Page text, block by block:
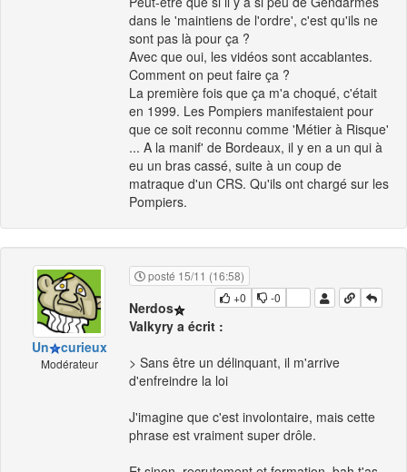
dans le 'maintiens de l'ordre', c'est qu'ils ne
sont pas là pour ça ?
Avec que oui, les vidéos sont accablantes.
Comment on peut faire ça ?
La première fois que ça m'a choqué, c'était
en 1999. Les Pompiers manifestaient pour
que ce soit reconnu comme 'Métier à Risque'
... A la manif' de Bordeaux, il y en a un qui à
eu un bras cassé, suite à un coup de
matraque d'un CRS. Qu'ils ont chargé sur les
Pompiers.
Un curieux
Modérateur
posté 15/11 (16:58)
+0
-0
Nerdos
Valkyry a écrit :
> Sans être un délinquant, il m'arrive
d'enfreindre la loi
J'imagine que c'est involontaire, mais cette
phrase est vraiment super drôle.